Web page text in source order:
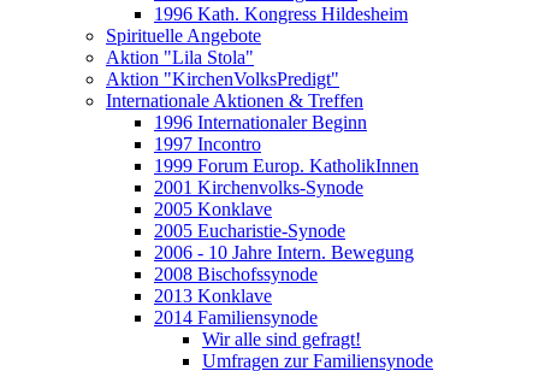
1996 Kath. Kongress Hildesheim
Spirituelle Angebote
Aktion "Lila Stola"
Aktion "KirchenVolksPredigt"
Internationale Aktionen & Treffen
1996 Internationaler Beginn
1997 Incontro
1999 Forum Europ. KatholikInnen
2001 Kirchenvolks-Synode
2005 Konklave
2005 Eucharistie-Synode
2006 - 10 Jahre Intern. Bewegung
2008 Bischofssynode
2013 Konklave
2014 Familiensynode
Wir alle sind gefragt!
Umfragen zur Familiensynode